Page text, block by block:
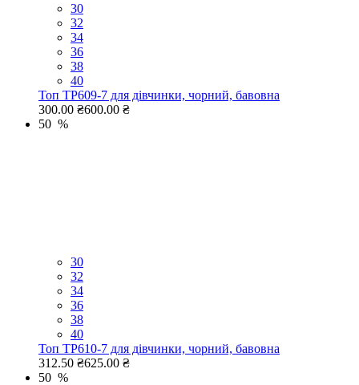
30
32
34
36
38
40
Топ TP609-7 для дівчинки, чорний, бавовна
300.00 ₴600.00 ₴
50 %
30
32
34
36
38
40
Топ TP610-7 для дівчинки, чорний, бавовна
312.50 ₴625.00 ₴
50 %